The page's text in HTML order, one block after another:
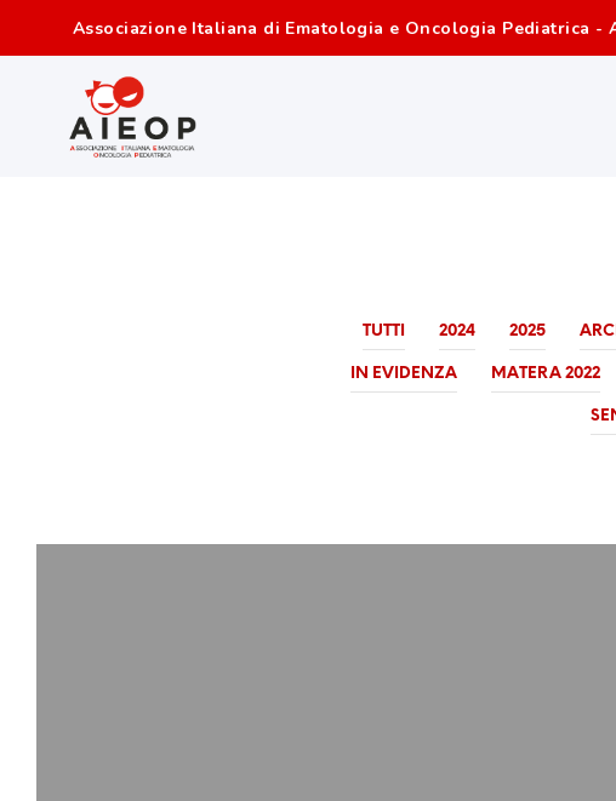
Associazione Italiana di Ematologia e Oncologia Pediatrica -
TUTTI 2024 2025
IN EVIDENZA MATERA 2022